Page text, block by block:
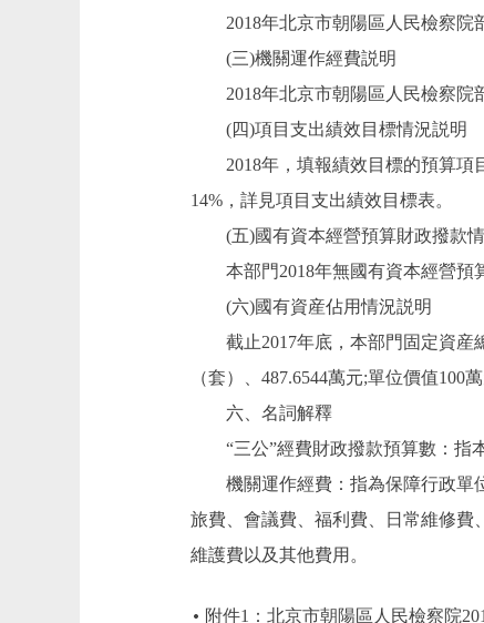
2018年北京市朝陽區人民檢察院部
(三)機關運作經費説明
2018年北京市朝陽區人民檢察院部
(四)項目支出績效目標情況説明
2018年，填報績效目標的預算項目
14%，詳見項目支出績效目標表。
(五)國有資本經營預算財政撥款情
本部門2018年無國有資本經營預
(六)國有資産佔用情況説明
截止2017年底，本部門固定資産總
（套）、487.6544萬元;單位價值100
六、名詞解釋
“三公”經費財政撥款預算數：指本
機關運作經費：指為保障行政單位
旅費、會議費、福利費、日常維修費
維護費以及其他費用。
附件1：北京市朝陽區人民檢察院